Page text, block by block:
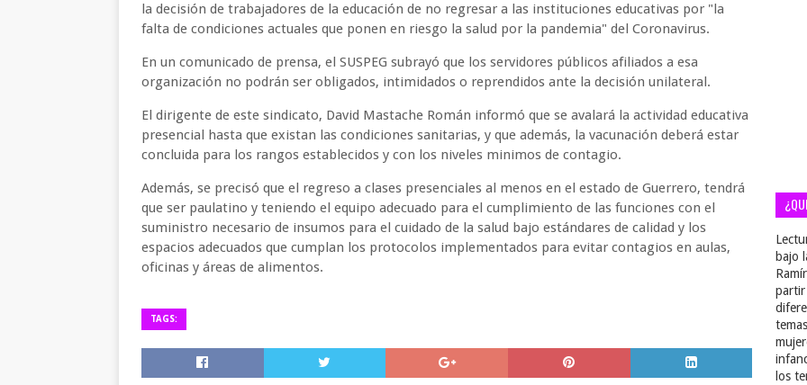
la decisión de trabajadores de la educación de no regresar a las instituciones educativas por "la
falta de condiciones actuales que ponen en riesgo la salud por la pandemia" del Coronavirus.
En un comunicado de prensa, el SUSPEG subrayó que los servidores públicos afiliados a esa
organización no podrán ser obligados, intimidados o reprendidos ante la decisión unilateral.
El dirigente de este sindicato, David Mastache Román informó que se avalará la actividad educativa
presencial hasta que existan las condiciones sanitarias, y que además, la vacunación deberá estar
concluida para los rangos establecidos y con los niveles minimos de contagio.
Además, se precisó que el regreso a clases presenciales al menos en el estado de Guerrero, tendrá
que ser paulatino y teniendo el equipo adecuado para el cumplimiento de las funciones con el
suministro necesario de insumos para el cuidado de la salud bajo estándares de calidad y los
espacios adecuados que cumplan los protocolos implementados para evitar contagios en aulas,
oficinas y áreas de alimentos.
TAGS:
bajo
partir
los